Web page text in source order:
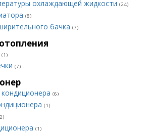
охлаждающей жидкости (24)
(8)
бачка (7)
(1)
(7)
(6)
(1)
(1)